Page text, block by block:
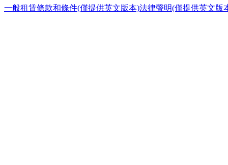
一般租賃條款和條件(僅提供英文版本)法律聲明(僅提供英文版